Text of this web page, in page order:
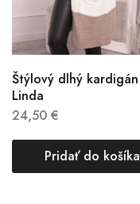
Štýlový dlhý kardigán
Linda
24,50 €
Pridať do košíka